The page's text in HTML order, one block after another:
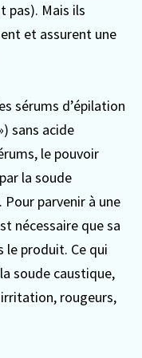
pas). Mais ils
et assurent une
sérums d’épilation
sans acide
le pouvoir
la soude
parvenir à une
nécessaire que sa
produit. Ce qui
soude caustique,
rougeurs,